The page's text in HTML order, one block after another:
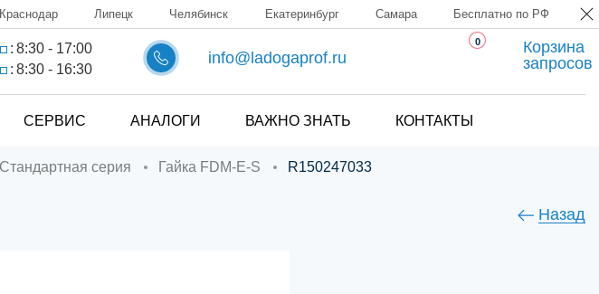
Краснодар Липецк Челябинск Екатеринбург Самара Бесплатно по РФ
: 8:30 - 17:00
: 8:30 - 16:30
info@ladogaprof.ru
0
Корзина
запросов
СЕРВИС АНАЛОГИ ВАЖНО ЗНАТЬ КОНТАКТЫ
Стандартная серия Гайка FDM-E-S R150247033
Назад